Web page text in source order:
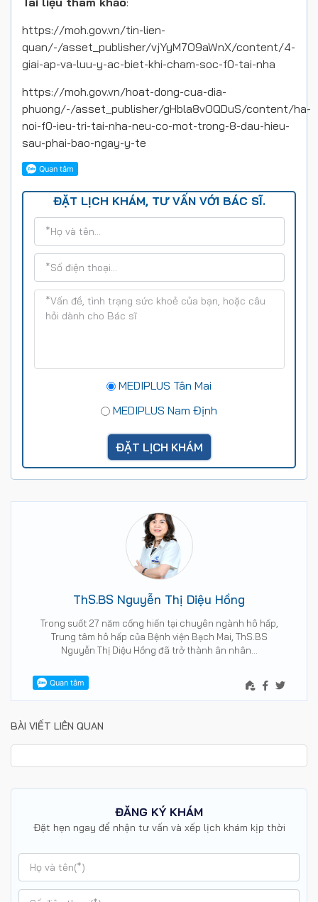
https://moh.gov.vn/tin-lien-
quan/-/asset_publisher/vjYyM7O9aWnX/content/4-
giai-ap-va-luu-y-ac-biet-khi-cham-soc-f0-tai-nha
https://moh.gov.vn/hoat-dong-cua-dia-
phuong/-/asset_publisher/gHbla8vOQDuS/content/ha-
noi-f0-ieu-tri-tai-nha-neu-co-mot-trong-8-dau-hieu-
sau-phai-bao-ngay-y-te
ĐẶT LỊCH KHÁM, TƯ VẤN VỚI BÁC SĨ.
MEDIPLUS Tân Mai
MEDIPLUS Nam Định
ThS.BS Nguyễn Thị Diệu Hồng
Trong suốt 27 năm cống hiến tại chuyên ngành hô hấp,
Trung tâm hô hấp của Bệnh viện Bạch Mai, ThS.BS
Nguyễn Thị Diệu Hồng đã trở thành ân nhân…
BÀI VIẾT LIÊN QUAN
ĐĂNG KÝ KHÁM
Đặt hẹn ngay để nhận tư vấn và xếp lịch khám kịp thời